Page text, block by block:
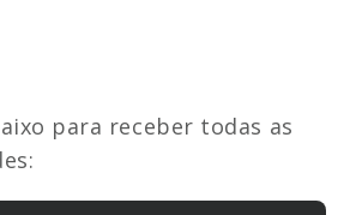
para receber todas as